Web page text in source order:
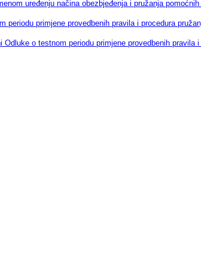
uređenju načina obezbjeđenja i pružanja
periodu primjene provedbenih pravila i procedura
Odluke o testnom periodu primjene provedbenih